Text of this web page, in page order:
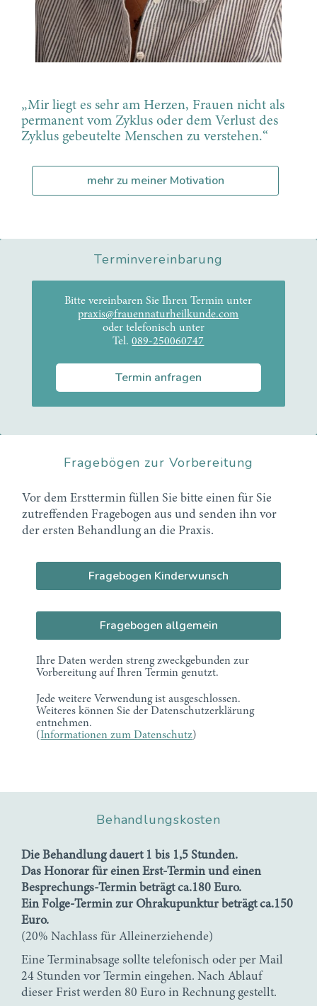
„Mir liegt es sehr am Herzen, Frauen nicht als
permanent vom Zyklus oder dem Verlust des
Zyklus gebeutelte Menschen zu verstehen.“
mehr zu meiner Motivation
Terminvereinbarung
Bitte vereinbaren Sie Ihren Termin unter
praxis@frauennaturheilkunde.com
oder telefonisch unter
Tel.089-250060747
Termin anfragen
Fragebögen zur Vorbereitung
Vor dem Ersttermin füllen Sie bitte einen für Sie
zutreffenden Fragebogen aus und senden ihn vor
der ersten Behandlung an die Praxis.
Fragebogen Kinderwunsch
Fragebogen allgemein
Ihre Daten werden streng zweckgebunden zur
Vorbereitung auf Ihren Termin genutzt.
Jede weitere Verwendung ist ausgeschlossen.
Weiteres können Sie der Datenschutzerklärung
entnehmen.
(Informationen zum Datenschutz)
Behandlungskosten
Die Behandlung dauert 1 bis 1,5 Stunden.
Das Honorar für einen Erst-Termin und einen
Besprechungs-Termin beträgt ca.180 Euro.
Ein Folge-Termin zur Ohrakupunktur beträgt ca.150
Euro.
(20% Nachlass für Alleinerziehende)
Eine Terminabsage sollte telefonisch oder per Mail
24 Stunden vor Termin eingehen. Nach Ablauf
dieser Frist werden 80 Euro in Rechnung gestellt.